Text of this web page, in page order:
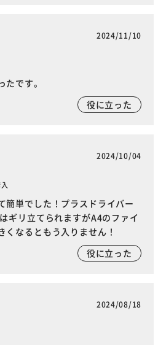
2024/11/10
です。
役に立った
2024/10/04
簡単でした！プラスドライバー
ギリ立てられますがA4のファイ
くなるともう入りません！
役に立った
2024/08/18